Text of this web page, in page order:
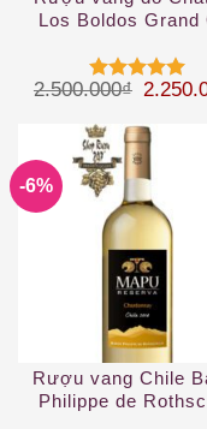
Los Boldos Grand
Được xếp
sao
2.500.000₫ Giá
-6%
Rượu vang Chile
Philippe de